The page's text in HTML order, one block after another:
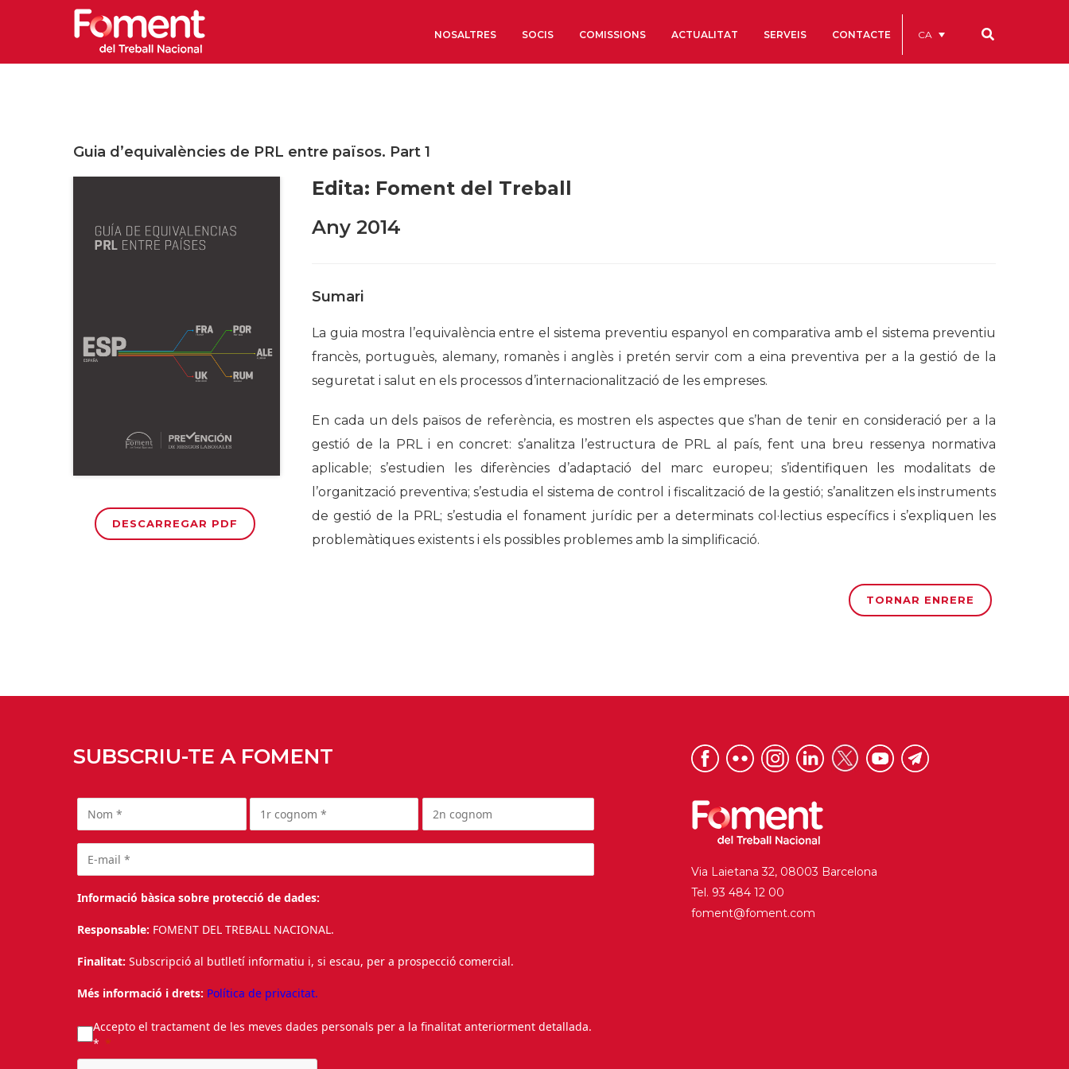
NOSALTRES
Coneix més
Història
Biblioteca Arxiu
Seu Social
SOCIS COMISSIONS ACTUALITAT SERVEIS CONTACTE CA
Guia d’equivalències de PRL entre països. Part 1
DESCARREGAR PDF
Edita: Foment del Treball
Any 2014
Sumari
La guia mostra l’equivalència entre el sistema preventiu espanyol en comparativa amb el sistema preventiu
francès, portuguès, alemany, romanès i anglès i pretén servir com a eina preventiva per a la gestió de la
seguretat i salut en els processos d’internacionalització de les empreses.
En cada un dels països de referència, es mostren els aspectes que s’han de tenir en consideració per a la
gestió de la PRL i en concret: s’analitza l’estructura de PRL al país, fent una breu ressenya normativa
aplicable; s’estudien les diferències d’adaptació del marc europeu; s’identifiquen les modalitats de
l’organització preventiva; s’estudia el sistema de control i fiscalització de la gestió; s’analitzen els instruments
de gestió de la PRL; s’estudia el fonament jurídic per a determinats col·lectius específics i s’expliquen les
problemàtiques existents i els possibles problemes amb la simplificació.
TORNAR ENRERE
SUBSCRIU-TE A FOMENT
Informació bàsica sobre protecció de dades:
Responsable: FOMENT DEL TREBALL NACIONAL.
Finalitat: Subscripció al butlletí informatiu i, si escau, per a prospecció comercial.
Més informació i drets: Política de privacitat.
Accepto el tractament de les meves dades personals per a la finalitat anteriorment detallada.
*
Via Laietana 32, 08003 Barcelona
Tel. 93 484 12 00
foment@foment.com